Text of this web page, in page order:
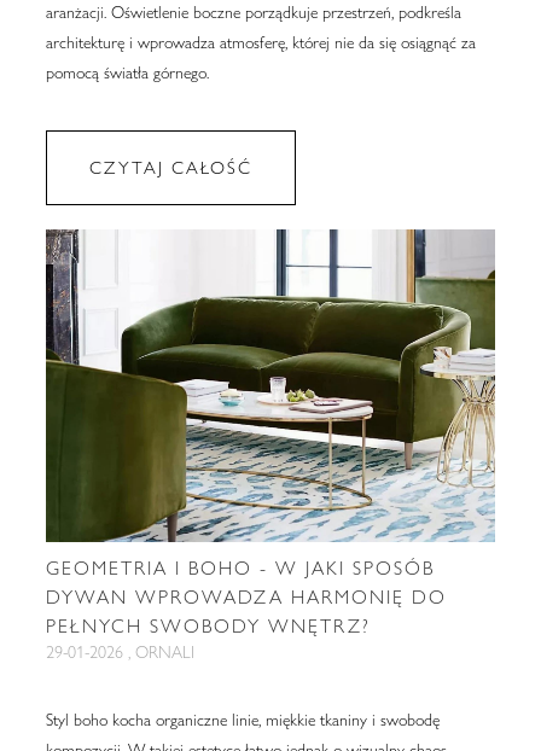
aranżacji. Oświetlenie boczne porządkuje przestrzeń, podkreśla
architekturę i wprowadza atmosferę, której nie da się osiągnąć za
pomocą światła górnego.
CZYTAJ CAŁOŚĆ
GEOMETRIA I BOHO - W JAKI SPOSÓB
DYWAN WPROWADZA HARMONIĘ DO
PEŁNYCH SWOBODY WNĘTRZ?
29-01-2026 , ORNALI
Styl boho kocha organiczne linie, miękkie tkaniny i swobodę